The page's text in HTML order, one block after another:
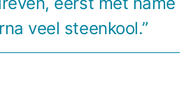
veel steenkool.”